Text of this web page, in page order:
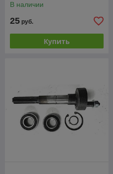
В наличии
25 руб.
Купить